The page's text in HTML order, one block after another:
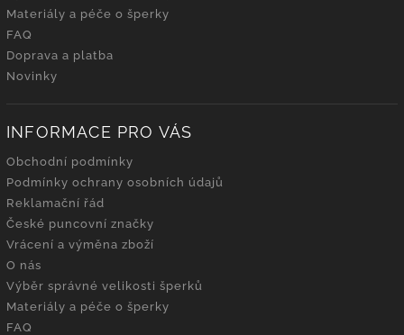
Materiály a péče o šperky
FAQ
Doprava a platba
Novinky
INFORMACE PRO VÁS
Obchodní podmínky
Podmínky ochrany osobních údajů
Reklamační řád
České puncovní značky
Vrácení a výměna zboží
O nás
Výběr správné velikosti šperků
Materiály a péče o šperky
FAQ